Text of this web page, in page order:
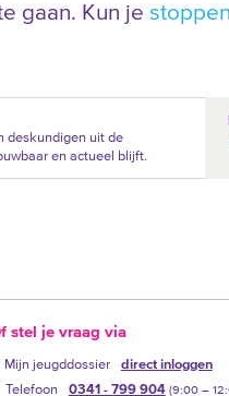
gaan. Kun je stoppen
deskundigen uit de
en actueel blijft.
stel je vraag via
Mijn jeugddossier
direct inloggen
Telefoon
0341 - 799 904 (9:00 –‍